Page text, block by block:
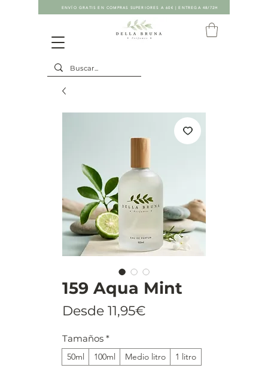
ENVÍO GRATIS EN COMPRAS SUPERIORES A 60€ | ENTREGA 48/72H
159 Aqua Mint
Desde 11,95€
Tamaños *
50ml 100ml Medio litro 1 litro